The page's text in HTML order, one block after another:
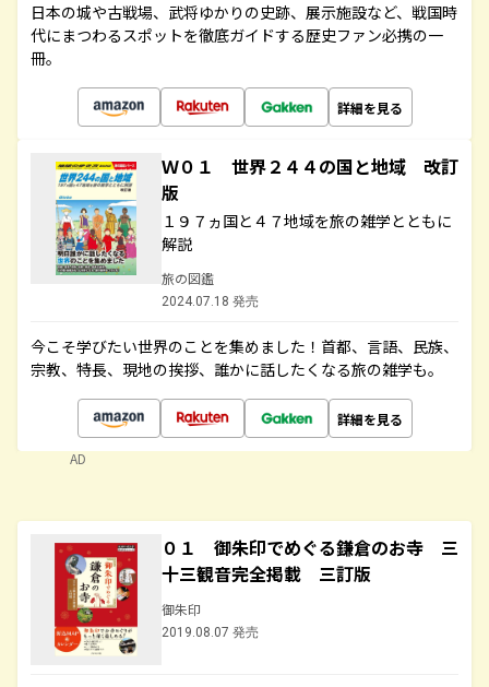
日本の城や古戦場、武将ゆかりの史跡、展示施設など、戦国時
代にまつわるスポットを徹底ガイドする歴史ファン必携の一
冊。
詳細を見る
Ｗ０１ 世界２４４の国と地域 改訂
版
１９７ヵ国と４７地域を旅の雑学とともに
解説
旅の図鑑
2024.07.18 発売
今こそ学びたい世界のことを集めました！首都、言語、民族、
宗教、特長、現地の挨拶、誰かに話したくなる旅の雑学も。
詳細を見る
AD
０１ 御朱印でめぐる鎌倉のお寺 三
十三観音完全掲載 三訂版
御朱印
2019.08.07 発売